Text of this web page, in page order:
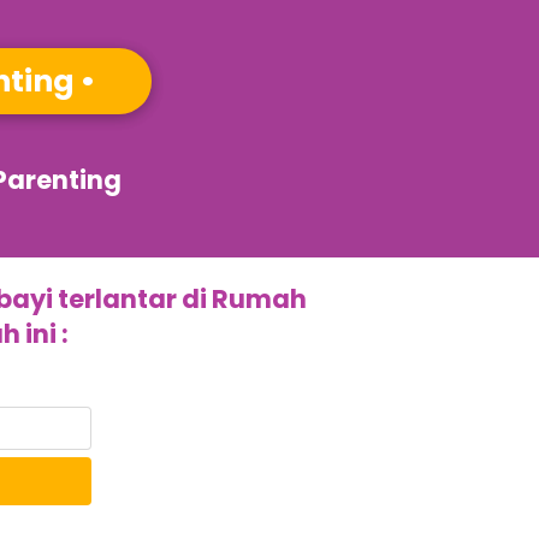
•
terlantar di Rumah
ini :